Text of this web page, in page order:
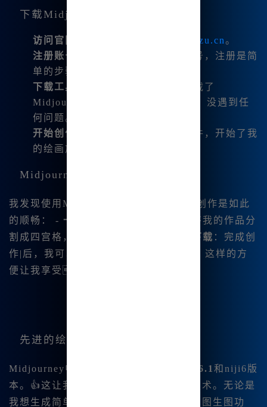
下载Midjourney中文版的步骤
访问官网 www.bzu.cn。
注册账号
：在网站上注册一个新账号，注册是简
单的步骤，几分钟内就能完成。
下载工具包
：在注册成功后，我下载了
Midjourney工具包，安装非常快捷，没遇到任
何问题。
开始创作
：一切就绪后，我打开软件，开始了我
的绘画旅程。
Midjourney中文绘画的便捷性
我发现使用Midjourney中文版进行艺术|创作是如此
的顺畅： - 一键分割图片
：我可以快速将我的作品分
割成四宫格，方便分享和保存。 -
直接下载 ：完成创
作|后，我可以一键下载保存生成的图像，这样的方
便让我享受到了无穷的创作乐趣。
先进的绘图版本支持
Midjourney中文版目前集成了最新的 V6.1 和 niji6版
本。👍这让我能够体验到最前沿的绘图技术。无论是
我想生成简单的图像，还是需要复杂的图生图功